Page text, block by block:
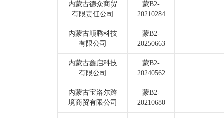
内蒙古德众商贸
有限责任公司
蒙B2-
20210284
内蒙古顺腾科技
有限公司
蒙B2-
20250663
内蒙古鑫启科技
有限公司
蒙B2-
20240562
内蒙古宝洛尔跨
境商贸有限公司
蒙B2-
20210680